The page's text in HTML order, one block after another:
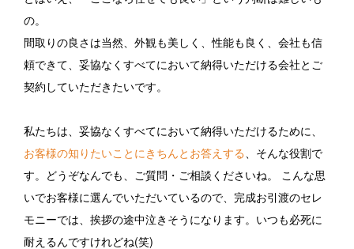
の。
間取りの良さは当然、外観も美しく、性能も良く、会社も信
頼できて、妥協なくすべてにおいて納得いただける会社とご
契約していただきたいです。
私たちは、妥協なくすべてにおいて納得いただけるために、
お客様の知りたいことにきちんとお答えする 、そんな役割で
す。どうぞなんでも、ご質問・ご相談くださいね。 こんな思
いでお客様に選んでいただいているので、完成お引渡のセレ
モニーでは、挨拶の途中泣きそうになります。いつも必死に
耐えるんですけれどね(笑)